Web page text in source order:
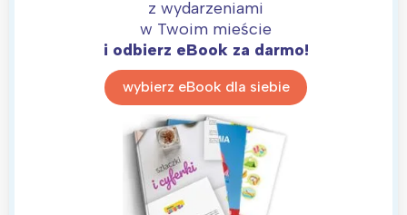
z wydarzeniami
w Twoim mieście
i odbierz eBook za darmo!
wybierz eBook dla siebie
Trójmiasto
Poznań
Wrocław
Kraków
Południe
Północ
Wszystkie
Wybieram